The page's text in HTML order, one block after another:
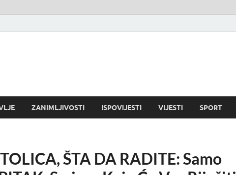
ZANIMLJIVOSTI ISPOVIJESTI VIJESTI SPORT
ŠTA DA RADITE: Samo